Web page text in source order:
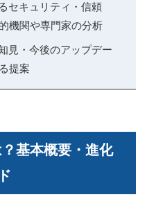
セキュリティ・信頼
機関や専門家の分析
見・今後のアップデー
提案
基本概要・進化